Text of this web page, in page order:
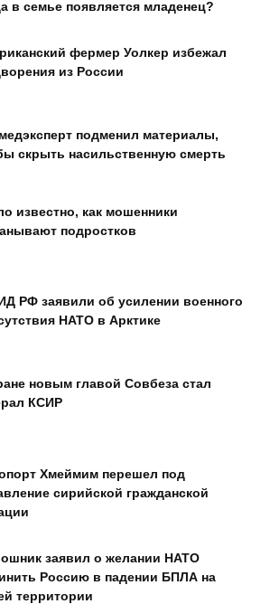
в семье появляется младенец?
фермер Уолкер избежал
из России
подменил материалы,
скрыть насильственную смерть
известно, как мошенники
подростков
РФ заявили об усилении военного
НАТО в Арктике
новым главой Совбеза стал
КСИР
Хмеймим перешел под
сирийской гражданской
заявил о желании НАТО
Россию в падении БПЛА на
территории